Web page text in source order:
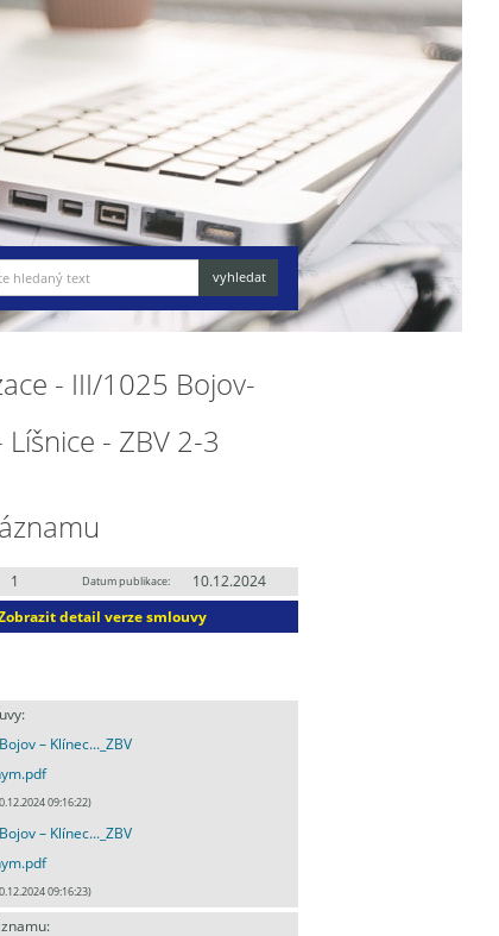
- III/1025 Bojov-
- ZBV 2-3
1 Datum publikace:
10.12.2024
detail verze smlouvy
– Klínec..._ZBV
09:16:22)
– Klínec..._ZBV
09:16:23)